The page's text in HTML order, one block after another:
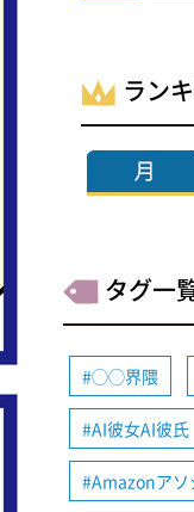
ラン
タグ一
◯◯界隈
AI彼女AI彼氏
Amazonアソ